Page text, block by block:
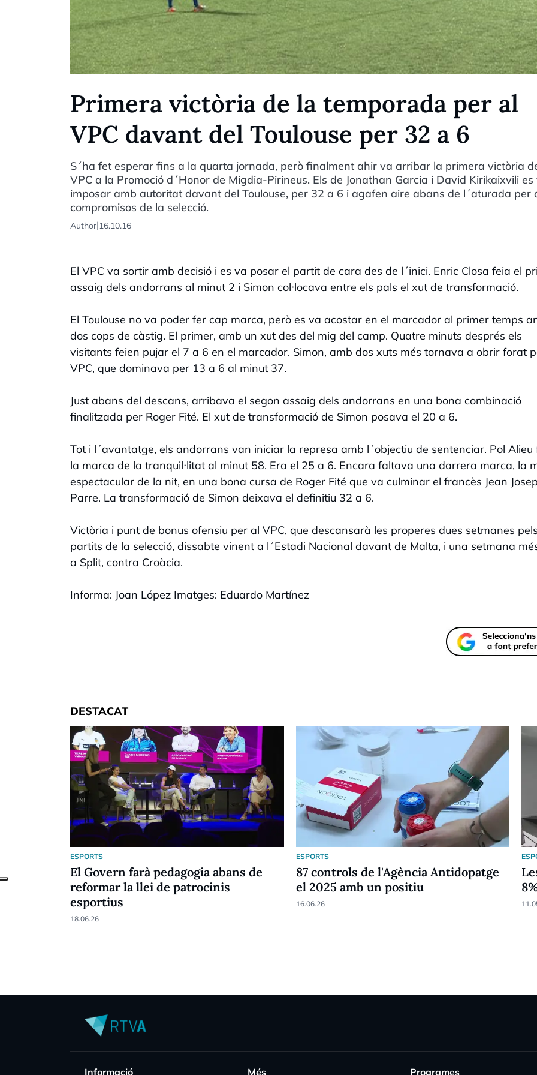
Primera victòria de la temporada per al
VPC davant del Toulouse per 32 a 6
S´ha fet esperar fins a la quarta jornada, però finalment ahir va arribar la primera victòria
VPC a la Promoció d´Honor de Migdia-Pirineus. Els de Jonathan Garcia i David Kirikaixvili es
imposar amb autoritat davant del Toulouse, per 32 a 6 i agafen aire abans de l´aturada per
compromisos de la selecció.
Author|16.10.16
El VPC va sortir amb decisió i es va posar el partit de cara des de l´inici. Enric Closa feia el
assaig dels andorrans al minut 2 i Simon col·locava entre els pals el xut de transformació.
El Toulouse no va poder fer cap marca, però es va acostar en el marcador al primer temps
dos cops de càstig. El primer, amb un xut des del mig del camp. Quatre minuts després els
visitants feien pujar el 7 a 6 en el marcador. Simon, amb dos xuts més tornava a obrir forat
VPC, que dominava per 13 a 6 al minut 37.
Just abans del descans, arribava el segon assaig dels andorrans en una bona combinació
finalitzada per Roger Fité. El xut de transformació de Simon posava el 20 a 6.
Tot i l´avantatge, els andorrans van iniciar la represa amb l´objectiu de sentenciar. Pol Alieu
la marca de la tranquil·litat al minut 58. Era el 25 a 6. Encara faltava una darrera marca, la
espectacular de la nit, en una bona cursa de Roger Fité que va culminar el francès Jean
Parre. La transformació de Simon deixava el definitiu 32 a 6.
Victòria i punt de bonus ofensiu per al VPC, que descansarà les properes dues setmanes pels
partits de la selecció, dissabte vinent a l´Estadi Nacional davant de Malta, i una setmana
a Split, contra Croàcia.
Informa: Joan López Imatges: Eduardo Martínez
DESTACAT
ESPORTS
El Govern farà pedagogia abans de
reformar la llei de patrocinis
esportius
18.06.26
ESPORTS
87 controls de l'Agència Antidopatge
el 2025 amb un positiu
16.06.26
Informació Més Programes